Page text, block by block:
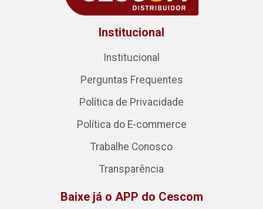
Institucional
Institucional
Perguntas Frequentes
Política de Privacidade
Política do E-commerce
Trabalhe Conosco
Transparência
Baixe já o APP do Cescom